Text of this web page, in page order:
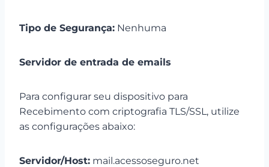
Tipo de Segurança: Nenhuma
Servidor de entrada de emails
Para configurar seu dispositivo para
Recebimento com criptografia TLS/SSL, utilize
as configurações abaixo:
Servidor/Host: mail.acessoseguro.net